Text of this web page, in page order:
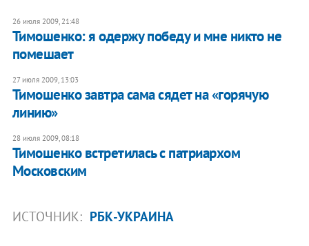
26 июля 2009, 21:48
Тимошенко: я одержу победу и мне никто не
помешает
27 июля 2009, 13:03
Тимошенко завтра сама сядет на «горячую
линию»
28 июля 2009, 08:18
Тимошенко встретилась с патриархом
Московским
ИСТОЧНИК: РБК-УКРАИНА